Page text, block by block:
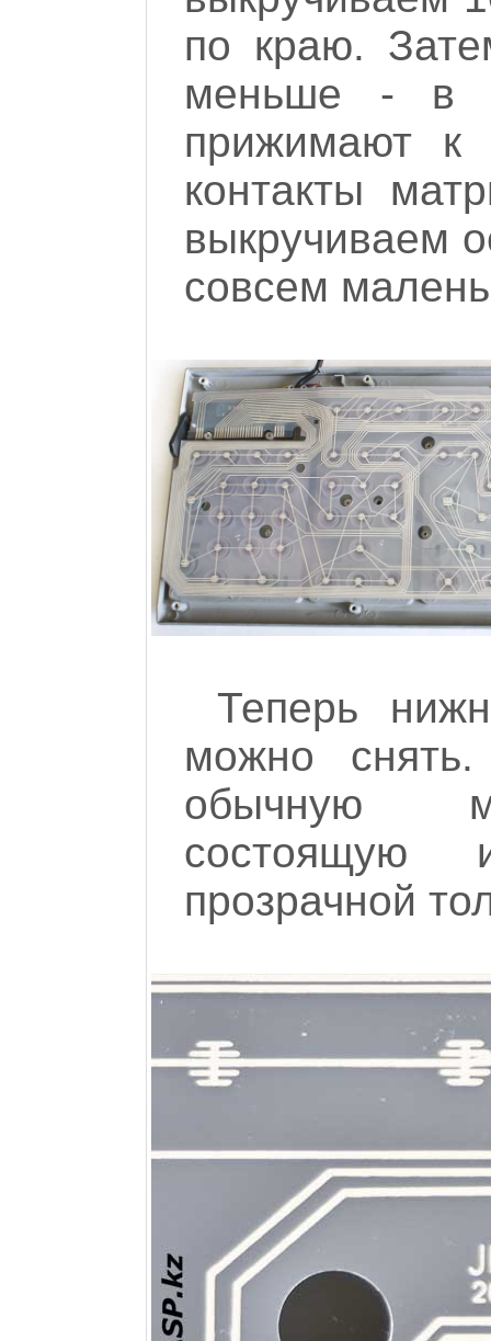
по краю.
меньше - в
прижимают к
контакты
выкручиваем
совсем
Теперь
можно
обычную
состоящую
прозрачной